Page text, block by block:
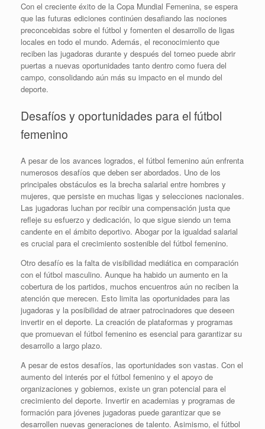
Con el creciente éxito de la Copa Mundial Femenina, se espera
que las futuras ediciones continúen desafiando las nociones
preconcebidas sobre el fútbol y fomenten el desarrollo de ligas
locales en todo el mundo. Además, el reconocimiento que
reciben las jugadoras durante y después del torneo puede abrir
puertas a nuevas oportunidades tanto dentro como fuera del
campo, consolidando aún más su impacto en el mundo del
deporte.
Desafíos y oportunidades para el fútbol
femenino
A pesar de los avances logrados, el fútbol femenino aún enfrenta
numerosos desafíos que deben ser abordados. Uno de los
principales obstáculos es la brecha salarial entre hombres y
mujeres, que persiste en muchas ligas y selecciones nacionales.
Las jugadoras luchan por recibir una compensación justa que
refleje su esfuerzo y dedicación, lo que sigue siendo un tema
candente en el ámbito deportivo. Abogar por la igualdad salarial
es crucial para el crecimiento sostenible del fútbol femenino.
Otro desafío es la falta de visibilidad mediática en comparación
con el fútbol masculino. Aunque ha habido un aumento en la
cobertura de los partidos, muchos encuentros aún no reciben la
atención que merecen. Esto limita las oportunidades para las
jugadoras y la posibilidad de atraer patrocinadores que deseen
invertir en el deporte. La creación de plataformas y programas
que promuevan el fútbol femenino es esencial para garantizar su
desarrollo a largo plazo.
A pesar de estos desafíos, las oportunidades son vastas. Con el
aumento del interés por el fútbol femenino y el apoyo de
organizaciones y gobiernos, existe un gran potencial para el
crecimiento del deporte. Invertir en academias y programas de
formación para jóvenes jugadoras puede garantizar que se
desarrollen nuevas generaciones de talento. Asimismo, el fútbol